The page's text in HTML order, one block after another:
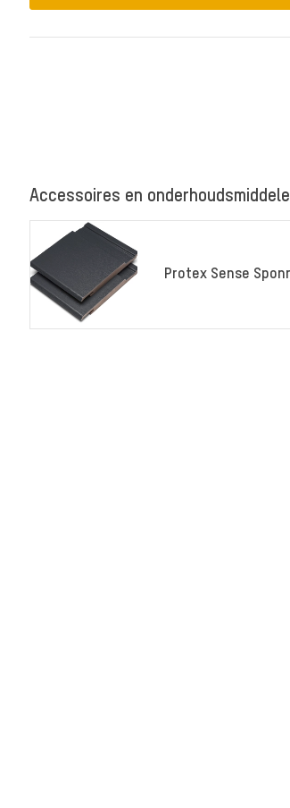
Accessoires en
Protex Sense